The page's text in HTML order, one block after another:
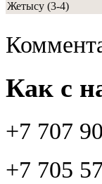
Жетысу (3-4)
Как с
+7 707
+7 705